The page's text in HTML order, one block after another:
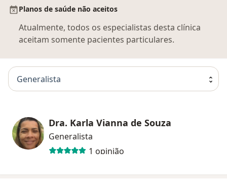
Planos de saúde não aceitos
Atualmente, todos os especialistas desta clínica
aceitam somente pacientes particulares.
Generalista
Dra. Karla Vianna de Souza
Generalista
1 opinião